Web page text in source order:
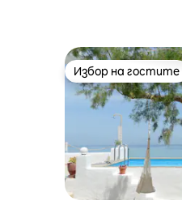
Избор на гостите
Избор на гостите